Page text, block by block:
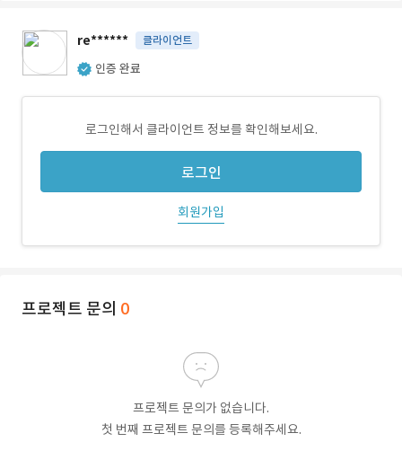
re****** 클라이언트
인증 완료
로그인해서 클라이언트 정보를 확인해보세요.
로그인
회원가입
프로젝트 문의 0
프로젝트 문의가 없습니다.
첫 번째 프로젝트 문의를 등록해주세요.